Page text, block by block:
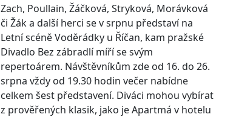
Zach, Poullain, Žáčková, Stryková, Morávková
či Žák a další herci se v srpnu představí na
Letní scéně Voděrádky u Říčan, kam pražské
Divadlo Bez zábradlí míří se svým
repertoárem. Návštěvníkům zde od 16. do 26.
srpna vždy od 19.30 hodin večer nabídne
celkem šest představení. Diváci mohou vybírat
z prověřených klasik, jako je Apartmá v hotelu